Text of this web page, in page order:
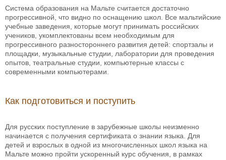
Система образования на Мальте считается достаточно
прогрессивной, что видно по оснащению школ. Все мальтийские
учебные заведения, которые могут принимать российских
учеников, укомплектованы всем необходимым для
прогрессивного разностороннего развития детей: спортзалы и
площадки, музыкальные студии, лаборатории для проведения
опытов, театральные студии, компьютерные классы с
современными компьютерами.
Как подготовиться и поступить
Для русских поступление в зарубежные школы неизменно
начинается с получения сертификата о знании языка. Для
детей и взрослых в одной из многочисленных школ языка на
Мальте можно пройти ускоренный курс обучения, в рамках